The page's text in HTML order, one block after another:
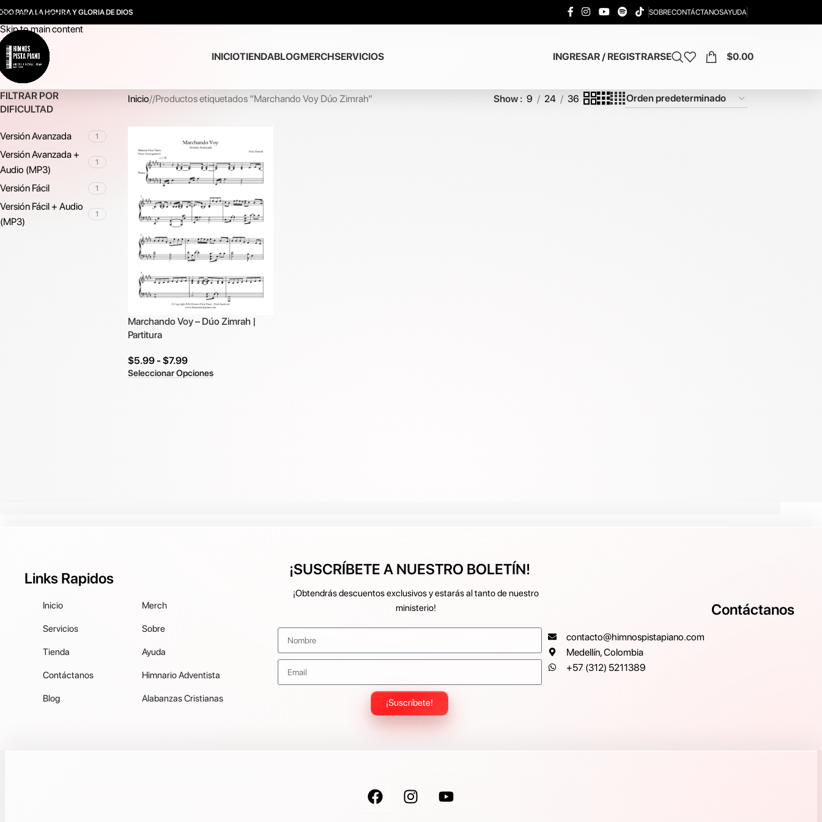
Skip to navigation
Skip to main content
PARA LA HONRA Y GLORIA DE DIOS SOBRECONTÁCTANOSAYUDA
INICIOTIENDABLOGMERCHSERVICIOS INGRESAR / REGISTRARSE $0.00
FILTRAR POR
DIFICULTAD
Versión Avanzada 1
Versión Avanzada +
Audio (MP3)
1
Versión Fácil 1
Versión Fácil + Audio
(MP3)
1
Inicio/ Productos etiquetados “Marchando Voy Dúo Zimrah” Show 9 24 36
Marchando Voy – Dúo Zimrah |
Partitura
$5.99 - $7.99
Seleccionar Opciones
Links Rapidos
Inicio
Servicios
Tienda
Contáctanos
Blog
Merch
Sobre
Ayuda
Himnario Adventista
Alabanzas Cristianas
¡SUSCRÍBETE A NUESTRO BOLETÍN!
¡Obtendrás descuentos exclusivos y estarás al tanto de nuestro
ministerio!
¡Suscríbete!
Contáctanos
contacto@himnospistapiano.com
Medellín, Colombia
+57 (312) 5211389